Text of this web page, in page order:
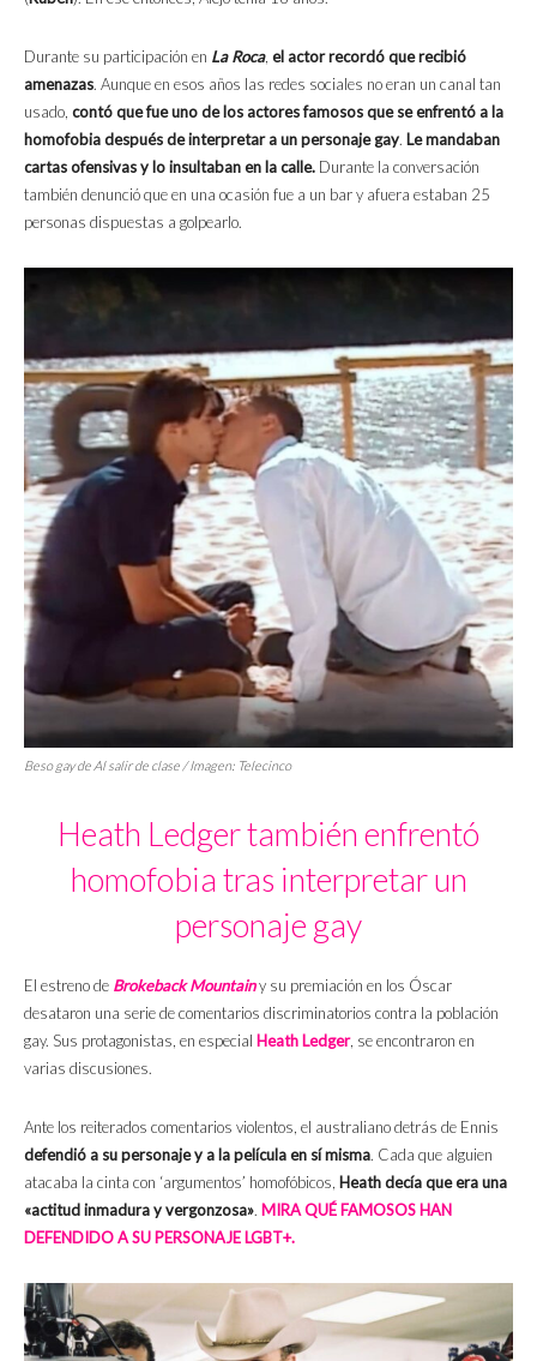
Durante su participación en La Roca, el actor recordó que recibió
amenazas. Aunque en esos años las redes sociales no eran un canal tan
usado, contó que fue uno de los actores famosos que se enfrentó a la
homofobia después de interpretar a un personaje gay. Le mandaban
cartas ofensivas y lo insultaban en la calle. Durante la conversación
también denunció que en una ocasión fue a un bar y afuera estaban 25
personas dispuestas a golpearlo.
Beso gay de Al salir de clase / Imagen: Telecinco
Heath Ledger también enfrentó
homofobia tras interpretar un
personaje gay
El estreno de Brokeback Mountainy su premiación en los Óscar
desataron una serie de comentarios discriminatorios contra la población
gay. Sus protagonistas, en especial Heath Ledger, se encontraron en
varias discusiones.
Ante los reiterados comentarios violentos, el australiano detrás de Ennis
defendió a su personaje y a la película en sí misma. Cada que alguien
atacaba la cinta con ‘argumentos’ homofóbicos, Heath decía que era una
«actitud inmadura y vergonzosa». MIRA QUÉ FAMOSOS HAN
DEFENDIDO A SU PERSONAJE LGBT+.